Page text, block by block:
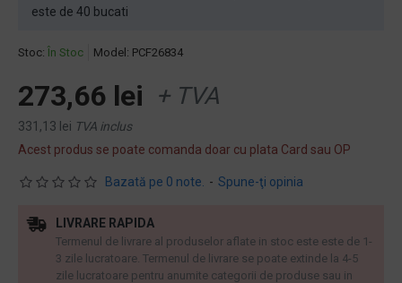
Stoc: În Stoc Model: PCF26834
Bazată pe 0 note. - Spune-ţi opinia
273,66 lei + TVA
331,13 lei TVA inclus
Acest produs se poate comanda doar cu plata Card sau OP
este de 40 bucati
LIVRARE RAPIDA
Termenul de livrare al produselor aflate in stoc este este de 1-
3 zile lucratoare. Termenul de livrare se poate extinde la 4-5
zile lucratoare pentru anumite categorii de produse sau in